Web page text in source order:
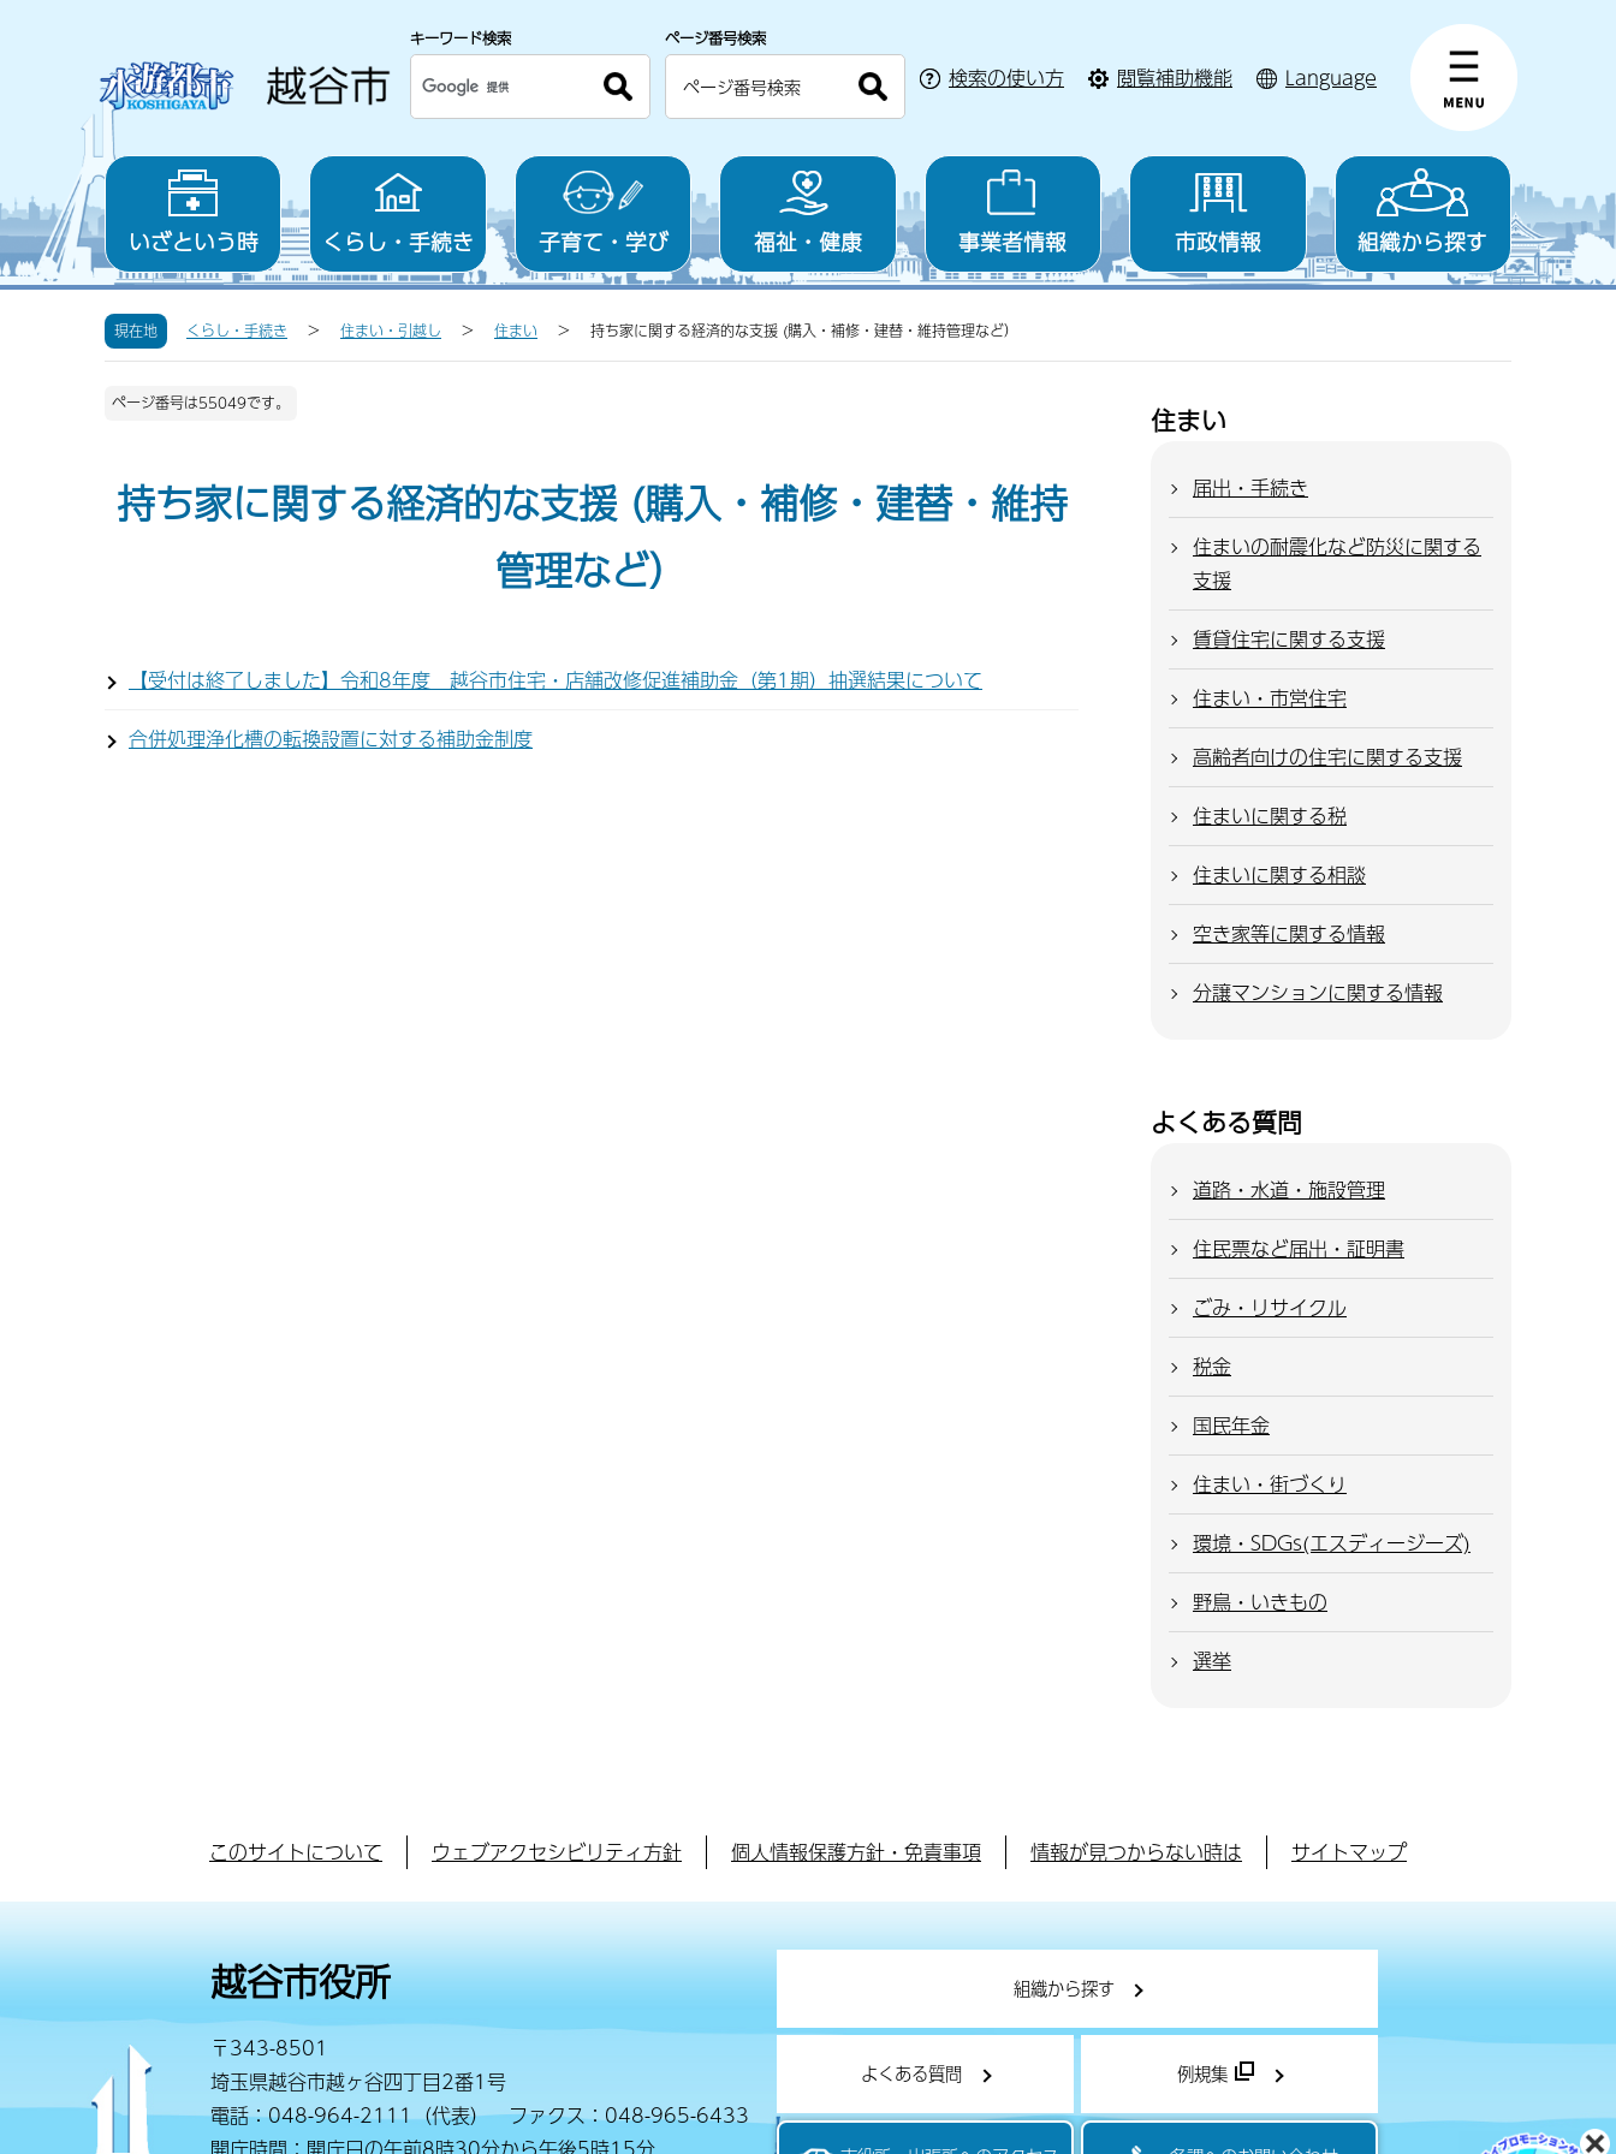
キーワード検索 ページ番号検索
検索の使い方 閲覧補助機能 Language
いざという時 くらし・手続き 子育て・学び 福祉・健康 事業者情報 市政情報 組織から探す
現在地 くらし・手続き 住まい・引越し 住まい 持ち家に関する経済的な支援 (購入・補修・建替・維持管理など）
ページ番号は55049です。
持ち家に関する経済的な支援 (購入・補修・建替・維持
管理など）
【受付は終了しました】令和8年度 越谷市住宅・店舗改修促進補助金（第1期）抽選結果について
合併処理浄化槽の転換設置に対する補助金制度
住まい
届出・手続き
住まいの耐震化など防災に関する
支援
賃貸住宅に関する支援
住まい・市営住宅
高齢者向けの住宅に関する支援
住まいに関する税
住まいに関する相談
空き家等に関する情報
分譲マンションに関する情報
よくある質問
道路・水道・施設管理
住民票など届出・証明書
ごみ・リサイクル
税金
国民年金
住まい・街づくり
環境・SDGs(エスディージーズ)
野鳥・いきもの
選挙
このサイトについて ウェブアクセシビリティ方針 個人情報保護方針・免責事項 情報が見つからない時は サイトマップ
越谷市役所
〒343-8501
埼玉県越谷市越ヶ谷四丁目2番1号
電話：048-964-2111（代表） ファクス：048-965-6433
組織から探す
よくある質問 例規集